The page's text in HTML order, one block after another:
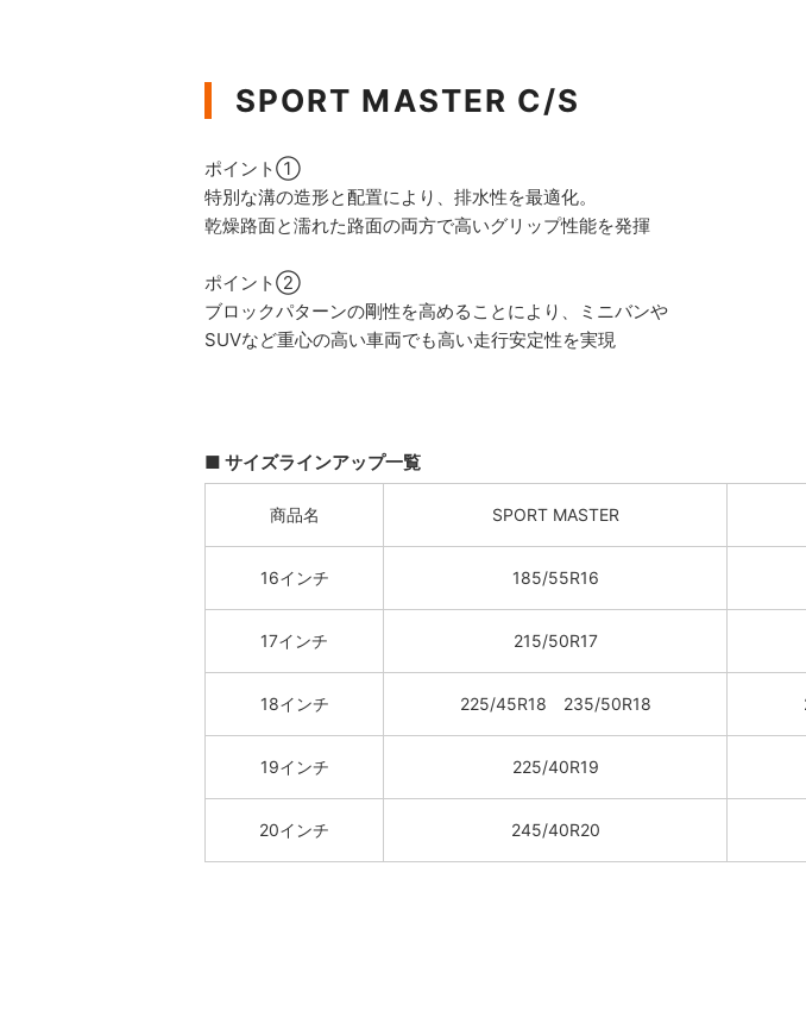
SPORT MASTER C/S
ポイント①
特別な溝の造形と配置により、排水性を最適化。
乾燥路面と濡れた路面の両方で高いグリップ性能を発揮
ポイント②
ブロックパターンの剛性を高めることにより、ミニバンや
SUVなど重心の高い車両でも高い走行安定性を実現
■ サイズラインアップ一覧
商品名 SPORT MASTER
16インチ 185/55R16
17インチ 215/50R17
18インチ 225/45R18 235/50R18
19インチ 225/40R19
20インチ 245/40R20